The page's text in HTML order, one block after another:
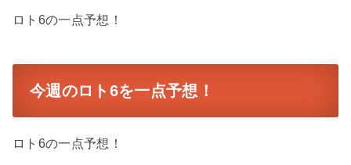
ロト6の一点予想！
今週のロト6を一点予想！
ロト6の一点予想！